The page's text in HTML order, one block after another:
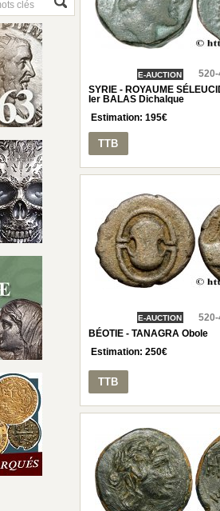
E-AUCTION
SYRIE - ROYAUME
Ier BALAS Dichalque
Estimation:195€
TTB
E-AUCTION
BÉOTIE - TANAGRA Obole
Estimation:250€
TTB